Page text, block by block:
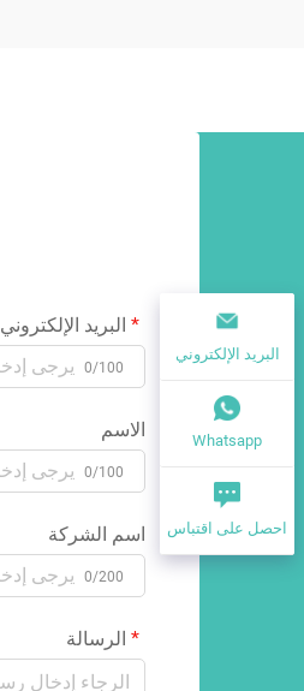
البريد الإلكتروني
0/100
الاسم
0/100
اسم الشركة
0/200
الرسالة
البريد الإلكتروني
Whatsapp
احصل على اقتباس